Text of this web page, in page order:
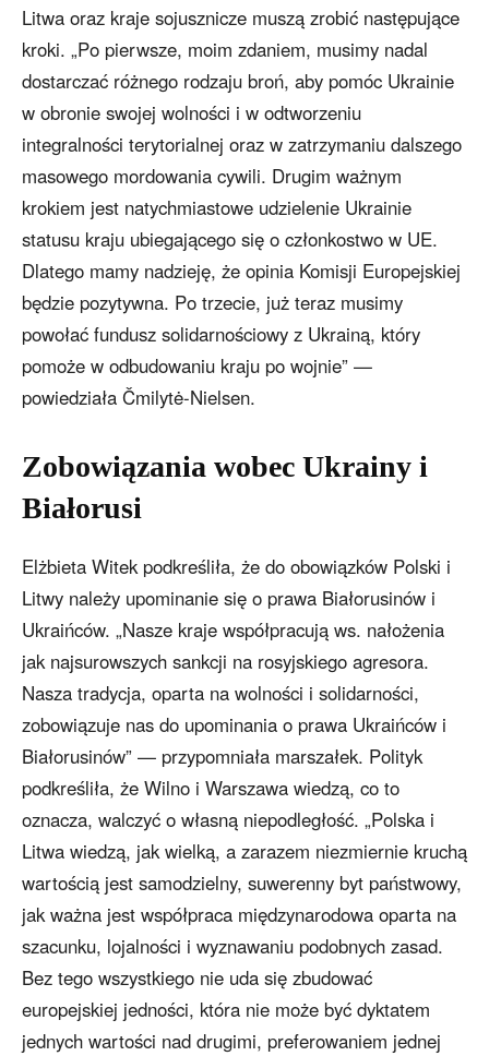
Litwa oraz kraje sojusznicze muszą zrobić następujące
kroki. „Po pierwsze, moim zdaniem, musimy nadal
dostarczać różnego rodzaju broń, aby pomóc Ukrainie
w obronie swojej wolności i w odtworzeniu
integralności terytorialnej oraz w zatrzymaniu dalszego
masowego mordowania cywili. Drugim ważnym
krokiem jest natychmiastowe udzielenie Ukrainie
statusu kraju ubiegającego się o członkostwo w UE.
Dlatego mamy nadzieję, że opinia Komisji Europejskiej
będzie pozytywna. Po trzecie, już teraz musimy
powołać fundusz solidarnościowy z Ukrainą, który
pomoże w odbudowaniu kraju po wojnie” —
powiedziała Čmilytė-Nielsen.
Zobowiązania wobec Ukrainy i
Białorusi
Elżbieta Witek podkreśliła, że do obowiązków Polski i
Litwy należy upominanie się o prawa Białorusinów i
Ukraińców. „Nasze kraje współpracują ws. nałożenia
jak najsurowszych sankcji na rosyjskiego agresora.
Nasza tradycja, oparta na wolności i solidarności,
zobowiązuje nas do upominania o prawa Ukraińców i
Białorusinów” — przypomniała marszałek. Polityk
podkreśliła, że Wilno i Warszawa wiedzą, co to
oznacza, walczyć o własną niepodległość. „Polska i
Litwa wiedzą, jak wielką, a zarazem niezmiernie kruchą
wartością jest samodzielny, suwerenny byt państwowy,
jak ważna jest współpraca międzynarodowa oparta na
szacunku, lojalności i wyznawaniu podobnych zasad.
Bez tego wszystkiego nie uda się zbudować
europejskiej jedności, która nie może być dyktatem
jednych wartości nad drugimi, preferowaniem jednej